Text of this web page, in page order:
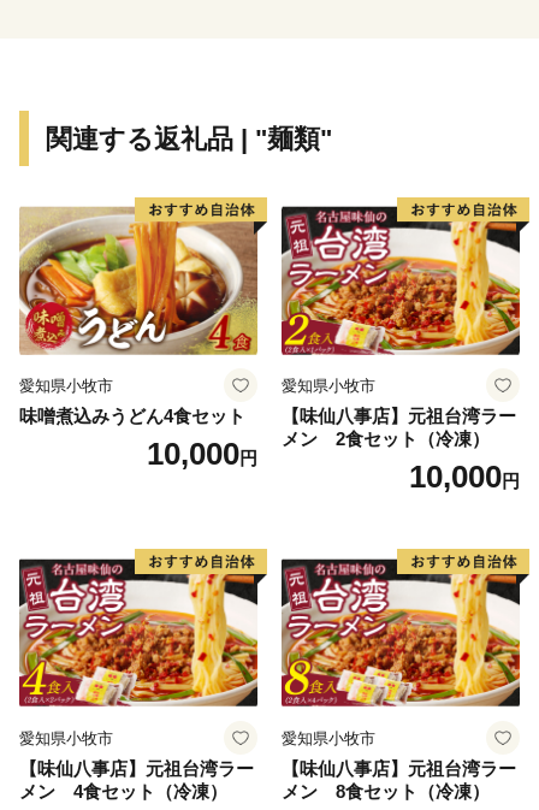
関連する返礼品 | "麺類"
愛知県小牧市
味噌煮込みうどん4食セット
10,000円
愛知県小牧市
【味仙八事店】元祖台湾ラー
メン 2食セット（冷凍）
10,000円
愛知県小牧市
【味仙八事店】元祖台湾ラー
メン 4食セット（冷凍）
愛知県小牧市
【味仙八事店】元祖台湾ラー
メン 8食セット（冷凍）